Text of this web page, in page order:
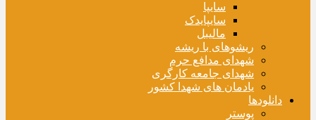
سایپا
سایپایدک
مالیبل
ریشوهای با ریشه
شهدای مدافع حرم
شهدای جامعه کارگری
یادمان های شهدا کشور
دانلودها
پوستر